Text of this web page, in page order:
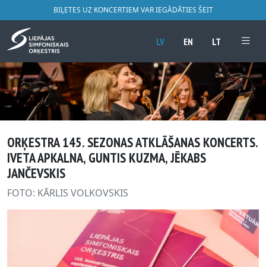
BIĻETES UZ KONCERTIEM VAR IEGĀDĀTIES ŠEIT
LV EN LT
ORĶESTRA 145. SEZONAS ATKLĀŠANAS KONCERTS.
IVETA APKALNA, GUNTIS KUZMA, JĒKABS
JANČEVSKIS
FOTO: KĀRLIS VOLKOVSKIS